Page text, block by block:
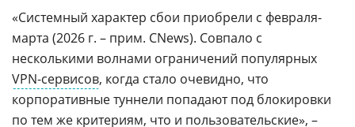
«Системный характер сбои приобрели с февраля-
марта (2026 г. – прим. CNews). Совпало с
несколькими волнами ограничений популярных
VPN-сервисов, когда стало очевидно, что
корпоративные туннели попадают под блокировки
по тем же критериям, что и пользовательские», –